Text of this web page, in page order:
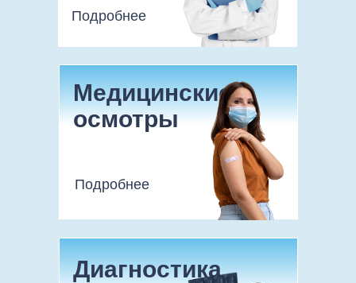
Диагностика
Медицинские
осмотры
Подробнее
Подробнее